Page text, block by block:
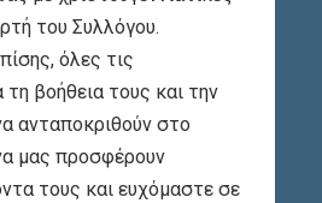
του Συλλόγου.
όλες τις
τη βοήθεια τους και την
ανταποκριθούν στο
μας προσφέρουν
τους και ευχόμαστε σε